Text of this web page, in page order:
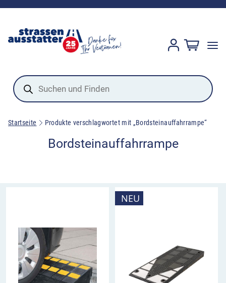
Products
search
Startseite Produkte verschlagwortet mit „Bordsteinauffahrrampe“
Bordsteinauffahrrampe
NEU